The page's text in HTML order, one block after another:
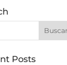
Posts